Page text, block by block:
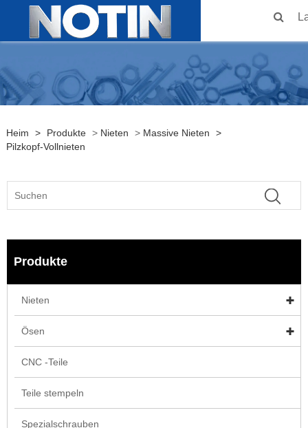
Heim > Produkte > Nieten > Massive Nieten
>
Pilzkopf-Vollnieten
Produkte
Nieten
Ösen
CNC -Teile
Teile stempeln
Spezialschrauben